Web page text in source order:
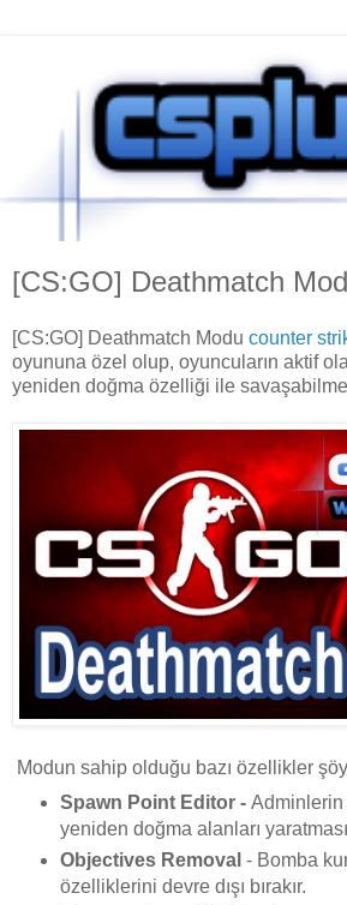
[CS:GO] Deathmatch Mod
[CS:GO] Deathmatch Modu counter
oyununa özel olup, oyuncuların aktif
yeniden doğma özelliği ile
Modun sahip olduğu bazı özellikler
Spawn Point Editor -
yeniden doğma alanları
Objectives Removal - Bomba
özelliklerini devre dışı bırakır.